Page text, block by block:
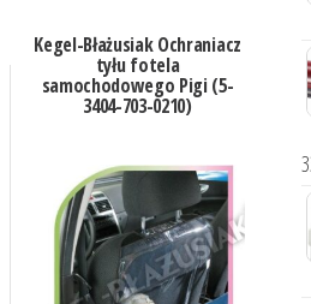
Kegel-Błażusiak Ochraniacz
tyłu fotela
samochodowego Pigi (5-
3404-703-0210)